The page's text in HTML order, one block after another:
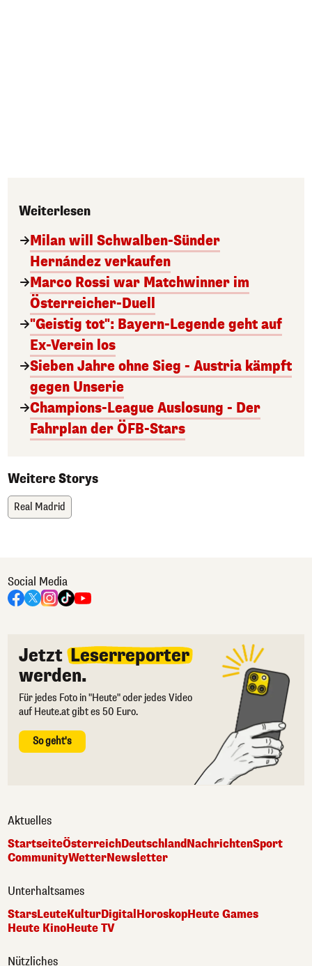
Weiterlesen
Milan will Schwalben-Sünder
Hernández verkaufen
Marco Rossi war Matchwinner im
Österreicher-Duell
"Geistig tot": Bayern-Legende geht auf
Ex-Verein los
Sieben Jahre ohne Sieg - Austria kämpft
gegen Unserie
Champions-League Auslosung - Der
Fahrplan der ÖFB-Stars
Weitere Storys
Real Madrid
Social Media
Jetzt Leserreporter
werden.
Für jedes Foto in "Heute" oder jedes Video
auf Heute.at gibt es 50 Euro.
So geht's
Aktuelles
StartseiteÖsterreichDeutschlandNachrichtenSport
CommunityWetterNewsletter
Unterhaltsames
StarsLeuteKulturDigitalHoroskopHeute Games
Heute KinoHeute TV
Nützliches